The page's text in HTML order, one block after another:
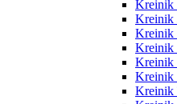
Kreinik
Kreinik
Kreinik
Kreinik
Kreinik
Kreinik
Kreinik